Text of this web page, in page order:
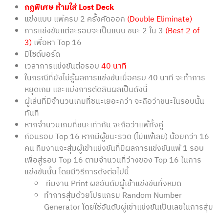
กฏพิเศษ ห้ามใส่ Lost Deck
แข่งแบบ แพ้ครบ 2 ครั้งคัดออก (Double Eliminate)
การแข่งขันแต่ละรอบจะเป็นแบบ ชนะ 2ใน 3 (Best 2 of
3) เพื่อหาTop16
มีไซด์บอร์ด
เวลาการแข่งขันต่อรอบ40 นาที
ในกรณีที่ยังไม่รู้ผลการแข่งขันเมื่อครบ40 นาที จะทำการ
หยุดเกม และแบ่งการตัดสินผลเป็นดังนี้
ผู้เล่นที่มีจำนวนเกมที่ชนะเยอะกว่า จะถือว่าชนะในรอบนั้น
ทันที
หากจำนวนเกมที่ชนะเท่ากัน จะถือว่าแพ้ทั้งคู่
ก่อนรอบTop16 หากมีผู้ชนะรวด (ไม่แพ้เลย) น้อยกว่า 16
คน ทีมงานจะสุ่มผู้เข้าแข่งขันที่มีผลการแข่งขันแพ้ 1 รอบ
เพื่อสู่รอบTop16 ตามจำนวนที่ว่างของTop16 ในการ
แข่งขันนั้น โดยมีวิธีการดังต่อไปนี้
ทีมงาน Print ผลอันดับผู้เข้าแข่งขันทั้งหมด
ทำการสุ่มด้วยโปรแกรม Random Number
Generatorโดยใช้อันดับผู้เข้าแข่งขันเป็นเลขในการสุ่ม